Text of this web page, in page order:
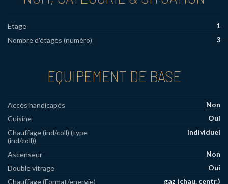
Etage
1
Nombre d'étages (numéro)
3
EQUIPEMENT DE BASE
Accès handicapés
Non
Cuisine
Oui
Chauffage (ind/coll) (type
(ind/coll))
individuel
Ascenseur
Non
Double vitrage
Oui
Chauffage (Format/energie)
gaz (chau. centr.)